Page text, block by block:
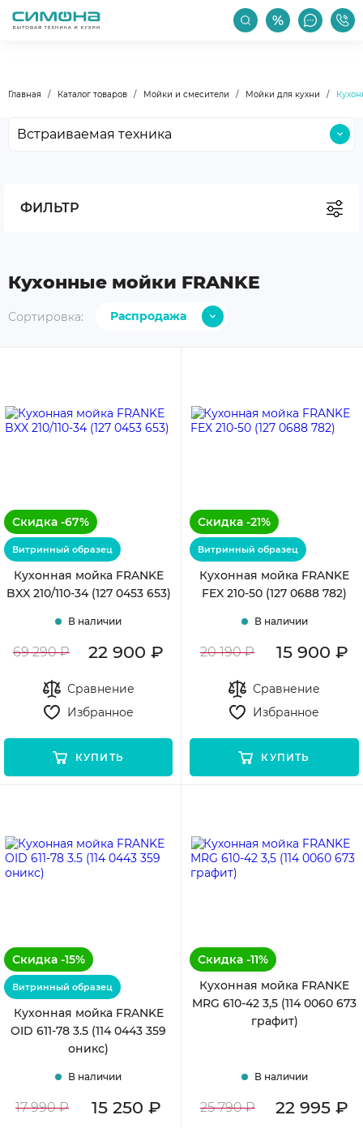
РАСПРОДАЖА ПРОИЗВОДИТЕЛИ
Главная Каталог товаров Мойки и смесители Мойки для кухни
Встраиваемая техника
Мойки и смесители
Аксессуары
Кухонные мойки FRANKE
Сортировка:
Распродажа
Скидка -67%
Витринный образец
Кухонная мойка FRANKE
BXX 210/110-34 (127 0453 653)
В наличии
69 290 ₽ 22 900 ₽
Сравнение
Избранное
КУПИТЬ
Скидка -21%
Витринный образец
Кухонная мойка FRANKE
FEX 210-50 (127 0688 782)
В наличии
20 190 ₽ 15 900 ₽
Сравнение
Избранное
КУПИТЬ
Скидка -15%
Витринный образец
Кухонная мойка FRANKE
OID 611-78 3.5 (114 0443 359
оникс)
В наличии
17 990 ₽ 15 250 ₽
Скидка -11%
Кухонная мойка FRANKE
MRG 610-42 3,5 (114 0060 673
графит)
В наличии
25 790 ₽ 22 995 ₽
ФИЛЬТР